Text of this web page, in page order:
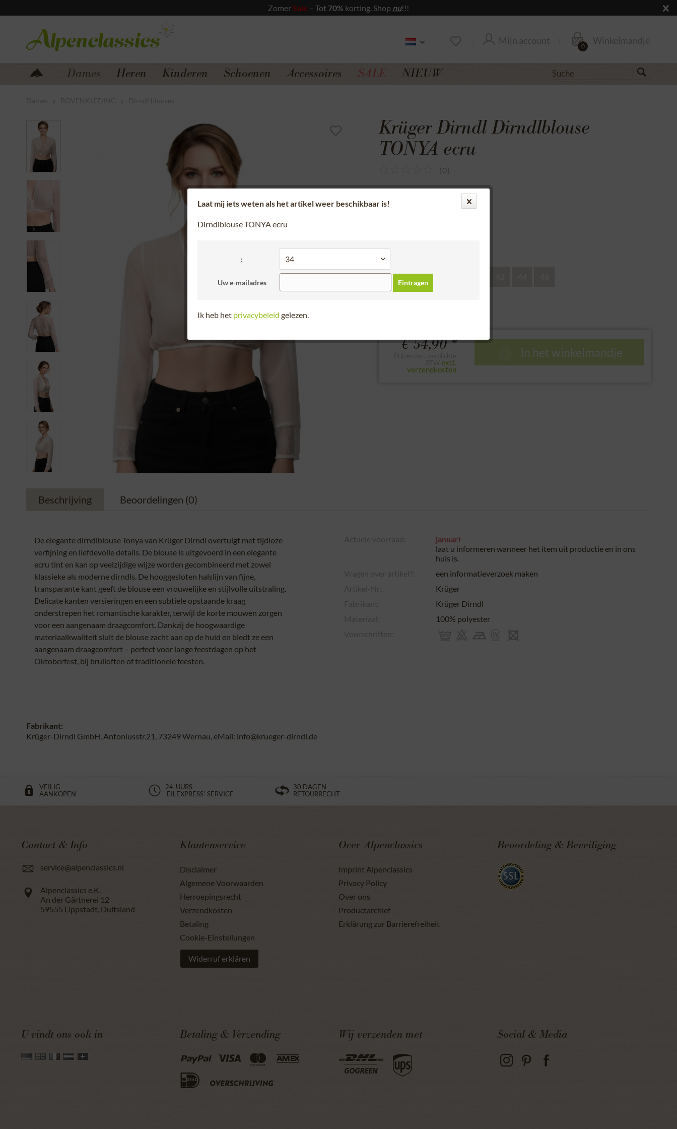
ZomerSale – Tot 70% korting. Shop nu!!!
Mijn account Winkelmandje
0
Dames Heren Kinderen Schoenen Accessoires SALE NIEUW
Krüger Dirndl Dirndlblouse
TONYA ecru
(0)
Bitte Größe wählen
32 34 36
€ 54,90 *
excl.
verzendkosten
In het winkelmandje
Beschrijving Beoordelingen (0)
De elegante dirndlblouse Tonya van Krüger Dirndl overtuigt met tijdloze
verfijning en liefdevolle details. De blouse is uitgevoerd in een elegante
ecru tint en kan op veelzijdige wijze worden gecombineerd met zowel
klassieke als moderne dirndls. De hooggesloten halslijn van fijne,
transparante kant geeft de blouse een vrouwelijke en stijlvolle uitstraling.
Delicate kanten versieringen en een subtiele opstaande kraag
onderstrepen het romantische karakter, terwijl de korte mouwen zorgen
voor een aangenaam draagcomfort. Dankzij de hoogwaardige
materiaalkwaliteit sluit de blouse zacht aan op de huid en biedt ze een
aangenaam draagcomfort – perfect voor lange feestdagen op het
Oktoberfest, bij bruiloften of traditionele feesten.
januari
laat u informeren wanneer het item uit productie en in ons
huis is.
een informatieverzoek maken
Krüger
Krüger Dirndl
100% polyester
Fabrikant:
Krüger-Dirndl GmbH, Antoniusstr.21, 73249 Wernau, eMail: info@krueger-dirndl.de
VEILIG
AANKOPEN
24-UURS
'EILEXPRESS'-SERVICE
30 DAGEN
RETOURRECHT
Contact & Info
service@alpenclassics.nl
Alpenclassics e.K.
An der Gärtnerei 12
59555 Lippstadt, Duitsland
Klantenservice
Disclaimer
Algemene Voorwaarden
Herroepingsrecht
Verzendkosten
Betaling
Cookie-Einstellungen
Widerruf erklären
Over Alpenclassics
Imprint Alpenclassics
Privacy Policy
Over ons
Productarchief
Erklärung zur Barrierefreiheit
Beoordeling & Beveiliging
U vindt ons ook in Betaling & Verzending Wij verzenden met Social & Media
Laat mij iets weten als het artikel weer beschikbaar is!
Dirndlblouse TONYA ecru
:
Uw e-mailadres Eintragen
Ik heb het privacybeleid gelezen.